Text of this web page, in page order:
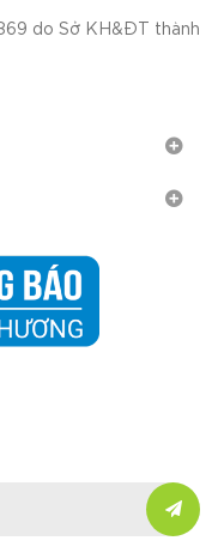
do Sở KH&ĐT thành